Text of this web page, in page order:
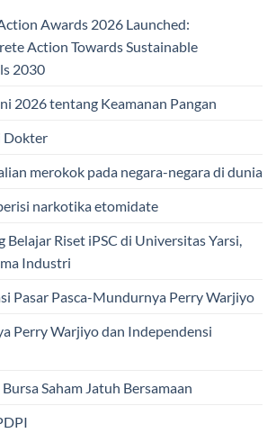
Awards 2026 Launched:
Action Towards Sustainable
2030
2026 tentang Keamanan Pangan
Dokter
merokok pada negara-negara di dunia
narkotika etomidate
Belajar Riset iPSC di Universitas Yarsi,
Industri
Pasar Pasca-Mundurnya Perry Warjiyo
Perry Warjiyo dan Independensi
Saham Jatuh Bersamaan